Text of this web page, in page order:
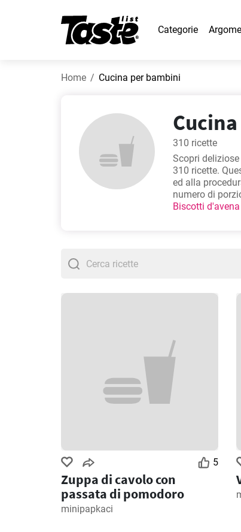
Categorie
Home Cucina per bambini
310 ricette
Scopri
310 ricette.
ed alla
numero di
Biscotti
5
Zuppa di cavolo con
passata di pomodoro
minipapkaci